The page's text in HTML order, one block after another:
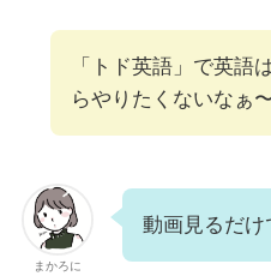
「トド英語」で英語
らやりたくないなぁ
まかろに
動画見るだけ